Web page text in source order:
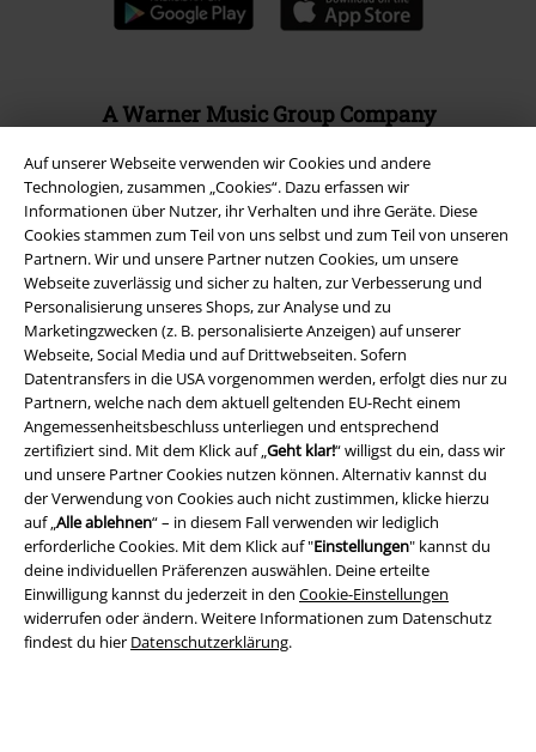
Auf unserer Webseite verwenden wir Cookies und andere
Technologien, zusammen „Cookies“. Dazu erfassen wir
Informationen über Nutzer, ihr Verhalten und ihre Geräte. Diese
Cookies stammen zum Teil von uns selbst und zum Teil von unseren
Partnern. Wir und unsere Partner nutzen Cookies, um unsere
Webseite zuverlässig und sicher zu halten, zur Verbesserung und
Personalisierung unseres Shops, zur Analyse und zu
Marketingzwecken (z. B. personalisierte Anzeigen) auf unserer
Webseite, Social Media und auf Drittwebseiten. Sofern
Datentransfers in die USA vorgenommen werden, erfolgt dies nur zu
Partnern, welche nach dem aktuell geltenden EU-Recht einem
Angemessenheitsbeschluss unterliegen und entsprechend
zertifiziert sind. Mit dem Klick auf „Geht klar!“ willigst du ein, dass wir
und unsere Partner Cookies nutzen können. Alternativ kannst du
der Verwendung von Cookies auch nicht zustimmen, klicke hierzu
auf „Alle ablehnen“ – in diesem Fall verwenden wir lediglich
erforderliche Cookies. Mit dem Klick auf "Einstellungen" kannst du
deine individuellen Präferenzen auswählen. Deine erteilte
Einwilligung kannst du jederzeit in den Cookie-Einstellungen
widerrufen oder ändern. Weitere Informationen zum Datenschutz
findest du hier Datenschutzerklärung.
A Warner Music Group Company
Rechtliches
AGB
Impressum
Datenschutz